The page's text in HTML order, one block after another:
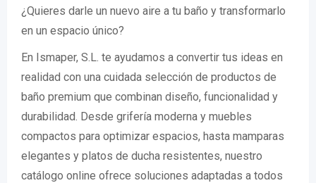
¿Quieres darle un nuevo aire a tu baño y transformarlo
en un espacio único?
En Ismaper, S.L. te ayudamos a convertir tus ideas en
realidad con una cuidada selección de productos de
baño premium que combinan diseño, funcionalidad y
durabilidad. Desde grifería moderna y muebles
compactos para optimizar espacios, hasta mamparas
elegantes y platos de ducha resistentes, nuestro
catálogo online ofrece soluciones adaptadas a todos